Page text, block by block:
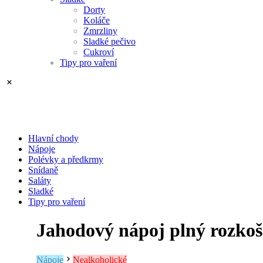
Dorty
Koláče
Zmrzliny
Sladké pečivo
Cukroví
Tipy pro vaření
Hlavní chody
Nápoje
Polévky a předkrmy
Snídaně
Saláty
Sladké
Tipy pro vaření
Jahodový nápoj plný
Nápoje Nealkoholické